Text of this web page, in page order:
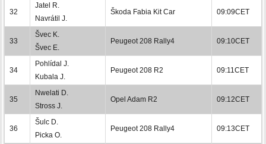
32
Jatel R.
Navrátil J.
Škoda Fabia Kit Car 09:09CET
33
Švec K.
Švec E.
Peugeot 208 Rally4 09:10CET
34
Pohlídal J.
Kubala J.
Peugeot 208 R2 09:11CET
35
Nwelati D.
Stross J.
Opel Adam R2 09:12CET
36
Šulc D.
Picka O.
Peugeot 208 Rally4 09:13CET